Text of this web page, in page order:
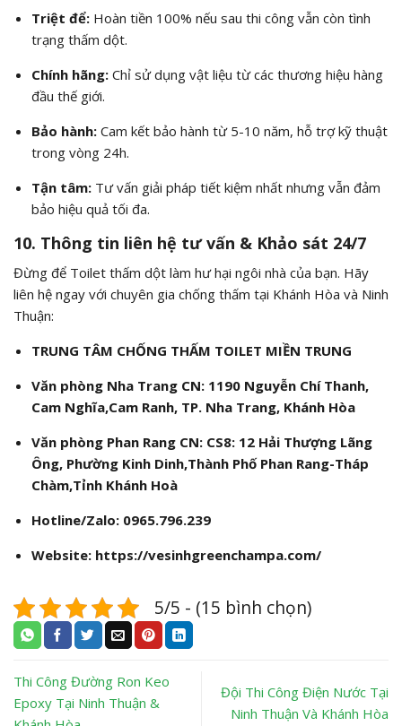
Triệt để:Hoàn tiền 100% nếu sau thi công vẫn còn tình
trạng thấm dột.
Chính hãng:Chỉ sử dụng vật liệu từ các thương hiệu hàng
đầu thế giới.
Bảo hành:Cam kết bảo hành từ 5-10 năm, hỗ trợ kỹ thuật
trong vòng 24h.
Tận tâm:Tư vấn giải pháp tiết kiệm nhất nhưng vẫn đảm
bảo hiệu quả tối đa.
10. Thông tin liên hệ tư vấn & Khảo sát 24/7
Đừng để Toilet thấm dột làm hư hại ngôi nhà của bạn. Hãy
liên hệ ngay với chuyên gia chống thấm tại Khánh Hòa và Ninh
Thuận:
TRUNG TÂM CHỐNG THẤM TOILET MIỀN TRUNG
Văn phòng Nha Trang CN: 1190 Nguyễn Chí Thanh,
Cam Nghĩa,Cam Ranh, TP. Nha Trang, Khánh Hòa
Văn phòng Phan Rang CN: CS8: 12 Hải Thượng Lãng
Ông, Phường Kinh Dinh,Thành Phố Phan Rang-Tháp
Chàm,Tỉnh Khánh Hoà
Hotline/Zalo: 0965.796.239
Website: https://vesinhgreenchampa.com/
5/5 - (15 bình chọn)
Thi Công Đường Ron Keo
Epoxy Tại Ninh Thuận &
Đội Thi Công Điện Nước Tại
Ninh Thuận Và Khánh Hòa